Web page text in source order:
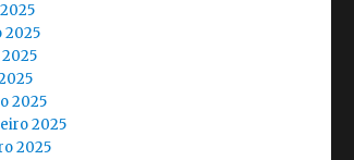
2025
2025
2025
2025